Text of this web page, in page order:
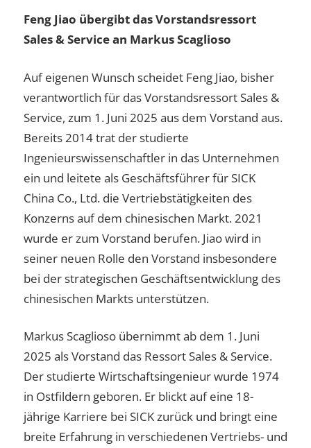
Feng Jiao übergibt das Vorstandsressort
Sales & Service an Markus Scaglioso
Auf eigenen Wunsch scheidet Feng Jiao, bisher
verantwortlich für das Vorstandsressort Sales &
Service, zum 1. Juni 2025 aus dem Vorstand aus.
Bereits 2014 trat der studierte
Ingenieurswissenschaftler in das Unternehmen
ein und leitete als Geschäftsführer für SICK
China Co., Ltd. die Vertriebstätigkeiten des
Konzerns auf dem chinesischen Markt. 2021
wurde er zum Vorstand berufen. Jiao wird in
seiner neuen Rolle den Vorstand insbesondere
bei der strategischen Geschäftsentwicklung des
chinesischen Markts unterstützen.
Markus Scaglioso übernimmt ab dem 1. Juni
2025 als Vorstand das Ressort Sales & Service.
Der studierte Wirtschaftsingenieur wurde 1974
in Ostfildern geboren. Er blickt auf eine 18-
jährige Karriere bei SICK zurück und bringt eine
breite Erfahrung in verschiedenen Vertriebs- und